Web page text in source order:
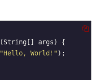
(String[] args)
{
"Hello, World!");